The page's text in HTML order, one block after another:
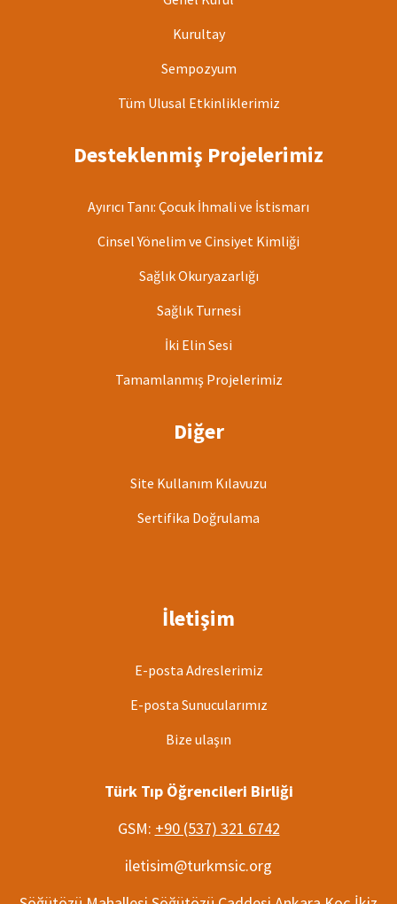
Kurultay
Sempozyum
Tüm Ulusal Etkinliklerimiz
Desteklenmiş Projelerimiz
Ayırıcı Tanı: Çocuk İhmali ve İstismarı
Cinsel Yönelim ve Cinsiyet Kimliği
Sağlık Okuryazarlığı
Sağlık Turnesi
İki Elin Sesi
Tamamlanmış Projelerimiz
Diğer
Site Kullanım Kılavuzu
Sertifika Doğrulama
İletişim
E-posta Adreslerimiz
E-posta Sunucularımız
Bize ulaşın
Türk Tıp Öğrencileri Birliği
GSM: +90 (537) 321 6742
iletisim@turkmsic.org